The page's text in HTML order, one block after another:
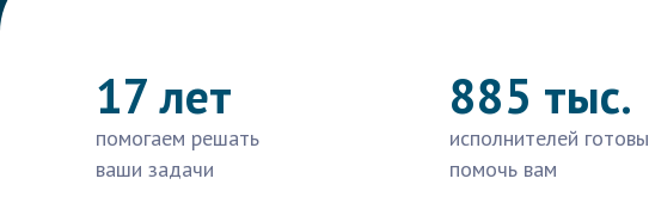
17 лет
помогаем решать
ваши задачи
885 тыс.
исполнителей готовы
помочь вам